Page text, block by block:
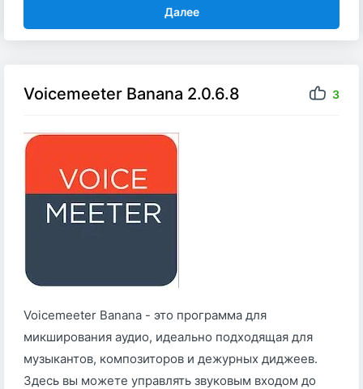
Далее
Voicemeeter Banana 2.0.6.8 3
Voicemeeter Banana - это программа для
микширования аудио, идеально подходящая для
музыкантов, композиторов и дежурных диджеев.
Здесь вы можете управлять звуковым входом до